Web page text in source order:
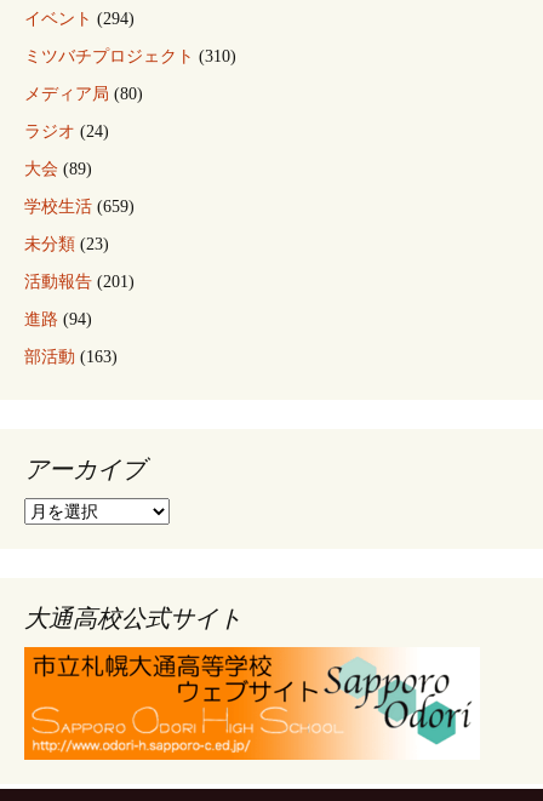
イベント (294)
ミツバチプロジェクト (310)
メディア局 (80)
ラジオ (24)
大会 (89)
学校生活 (659)
未分類 (23)
活動報告 (201)
進路 (94)
部活動 (163)
アーカイブ
ア
ブ
大通高校公式サイト